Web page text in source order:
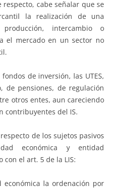
cabe señalar que se
la realización de una
intercambio o
el mercado en un sector no
de inversión, las UTES,
de pensiones, de regulación
otros entes, aun careciendo
contribuyentes del IS.
de los sujetos pasivos
económica y entidad
el art. 5 de la LIS:
la ordenación por